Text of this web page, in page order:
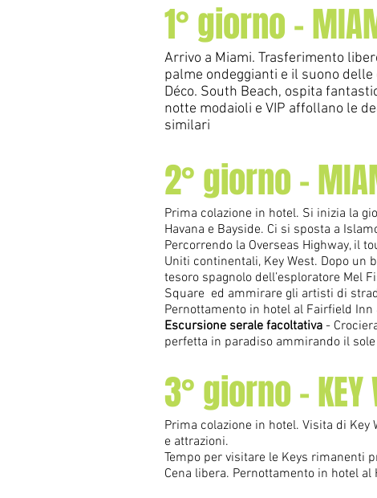
1° giorno -
Arrivo a Miami. Trasferimento
palme ondeggianti e il suono
Déco. South Beach, ospita
notte modaioli e VIP affollano le
similari
2° giorno -
Prima colazione in hotel. Si inizia la
Havana e Bayside. Ci si sposta a
Percorrendo la Overseas Highway, il
Uniti continentali, Key West. Dopo
tesoro spagnolo dell’esploratore Mel
Square ed ammirare gli artisti di
Pernottamento in hotel al Fairfield Inn
Escursione serale facoltativa -
perfetta in paradiso ammirando il
3° giorno - KEY
Prima colazione in hotel. Visita di
e attrazioni.
Tempo per visitare le Keys rimanenti
Cena libera. Pernottamento in hotel